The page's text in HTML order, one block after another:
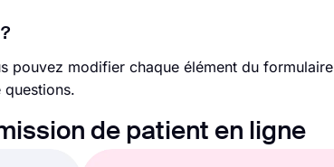
pouvez modifier chaque élément du formulaire
de patient en ligne